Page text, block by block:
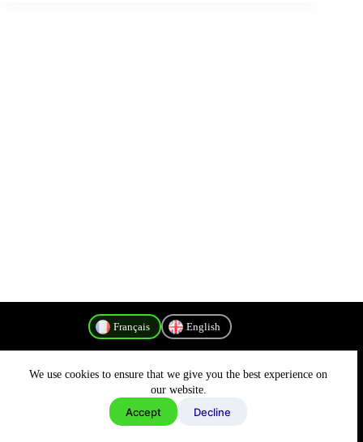
We use cookies to ensure that we give you the best experience on
our website.
Accept Decline
Français English
Politique de confidentialité
Copyright © 2026 - MyConnectivity